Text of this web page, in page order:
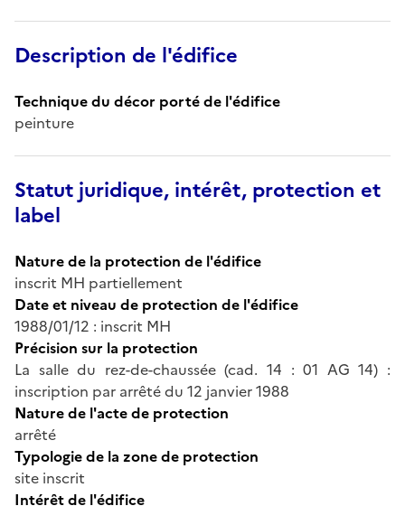
Description de l'édifice
Technique du décor porté de l'édifice
peinture
Statut juridique, intérêt, protection et
label
Nature de la protection de l'édifice
inscrit MH partiellement
Date et niveau de protection de l'édifice
1988/01/12 : inscrit MH
Précision sur la protection
La salle du rez-de-chaussée (cad. 14 : 01 AG 14) :
inscription par arrêté du 12 janvier 1988
Nature de l'acte de protection
arrêté
Typologie de la zone de protection
site inscrit
Intérêt de l'édifice